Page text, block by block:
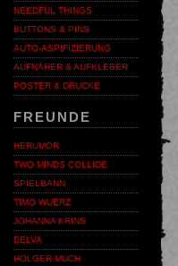
NEEDFUL THINGS
BUTTONS & PINS
AUTO-ASPIFIZIERUNG
AUFNÄHER & AUFKLEBER
POSTER & DRUCKE
FREUNDE
HERUMOR
TWO MINDS COLLIDE
SPIELBANN
TIMO WUERZ
JOHANNA KRINS
DELVA
HOLGER MUCH